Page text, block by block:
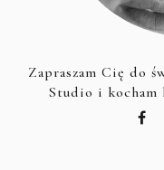
Zapraszam Cię do
Studio i kocham